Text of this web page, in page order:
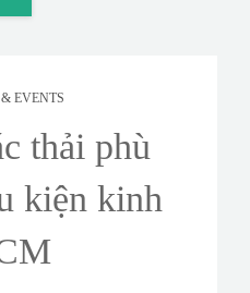
EVENTS
thải phù
kiện kinh